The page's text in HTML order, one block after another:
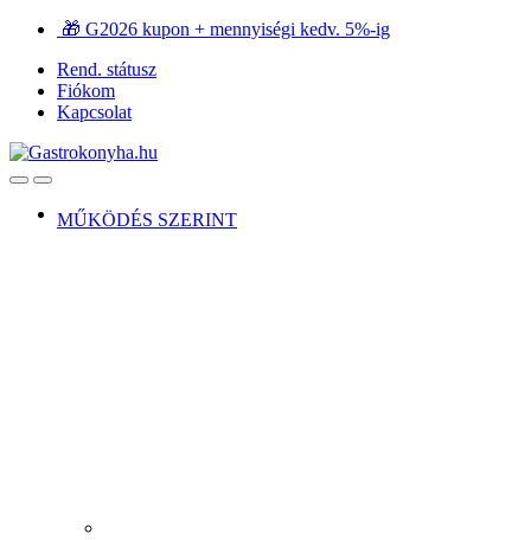
Ugrás
navigációhoz
Ugrás
tartalomra
🎁 G2026 kupon + mennyiségi kedv. 5%-ig
Rend. státusz
Fiókom
Kapcsolat
OpenClose
MŰKÖDÉS SZERINT